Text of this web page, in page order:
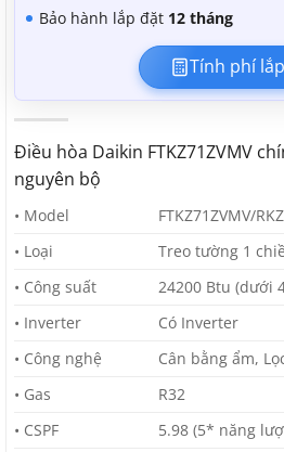
Bảo hành lắp đặt 12 tháng
Tính phí
Điều hòa Daikin FTKZ71ZVMV
nguyên bộ
• Model
FTKZ71ZVMV/
• Loại
Treo tường 1
• Công suất
24200 Btu (dưới
• Inverter
Có Inverter
• Công nghệ
Cân bằng ẩm,
• Gas
R32
• CSPF
5.98 (5* năng